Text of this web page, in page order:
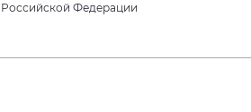
Российской Федерации